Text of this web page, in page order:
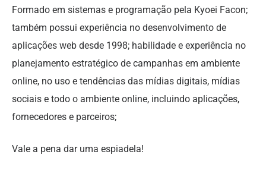
Formado em sistemas e programação pela Kyoei Facon;
também possui experiência no desenvolvimento de
aplicações web desde 1998; habilidade e experiência no
planejamento estratégico de campanhas em ambiente
online, no uso e tendências das mídias digitais, mídias
sociais e todo o ambiente online, incluindo aplicações,
fornecedores e parceiros;
Vale a pena dar uma espiadela!